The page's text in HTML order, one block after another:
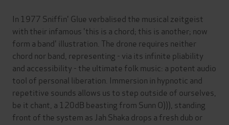
In 1977 Sniffin' Glue verbalised the musical zeitgeist
with their infamous 'this is a chord; this is another; now
form a band' illustration. The drone requires neither
chord nor band, representing - via its infinite pliability
and accessibility - the ultimate folk music: a potent audio
tool of personal liberation. Immersion in hypnotic and
repetitive sounds allows us to step outside of ourselves,
be it chant, a 120dB beasting from Sunn O))), standing
front of the system as Jah Shaka drops a fresh dub or